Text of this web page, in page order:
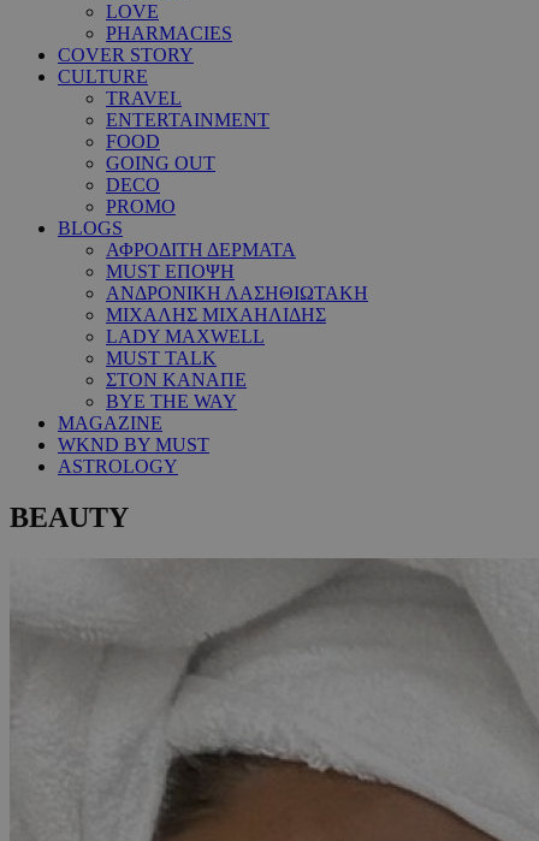
LOVE
PHARMACIES
COVER STORY
CULTURE
TRAVEL
ENTERTAINMENT
FOOD
GOING OUT
DECO
PROMO
BLOGS
ΑΦΡΟΔΙΤΗ ΔΕΡΜΑΤΑ
MUST ΕΠΟΨΗ
ΑΝΔΡΟΝΙΚΗ ΛΑΣΗΘΙΩΤΑΚΗ
ΜΙΧΑΛΗΣ ΜΙΧΑΗΛΙΔΗΣ
LADY MAXWELL
MUST TALK
ΣΤΟΝ ΚΑΝΑΠΕ
BYE THE WAY
MAGAZINE
WKND BY MUST
ASTROLOGY
BEAUTY